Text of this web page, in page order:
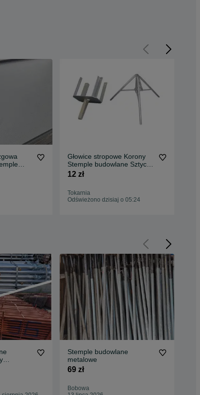
H20
Głowice stropowe Korony
Stemple budowlane Sztyce
Dźwigary H20 Głowice
Płyta Szalunkowa Płyta
Czarna
12 zł
Tokarnia
Odświeżono dzisiaj o 05:24
Stemple budowlane
metalowe
69 zł
Bobowa